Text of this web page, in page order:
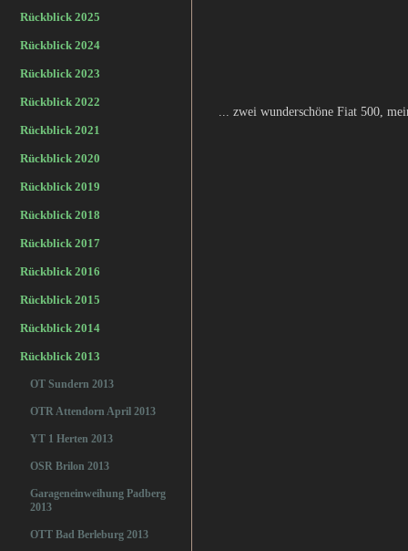
Rückblick 2025
Rückblick 2024
Rückblick 2023
Rückblick 2022
Rückblick 2021
Rückblick 2020
Rückblick 2019
Rückblick 2018
Rückblick 2017
Rückblick 2016
Rückblick 2015
Rückblick 2014
Rückblick 2013
OT Sundern 2013
OTR Attendorn April 2013
YT 1 Herten 2013
OSR Brilon 2013
Garageneinweihung Padberg
2013
OTT Bad Berleburg 2013
... zwei wunderschöne Fiat 500,